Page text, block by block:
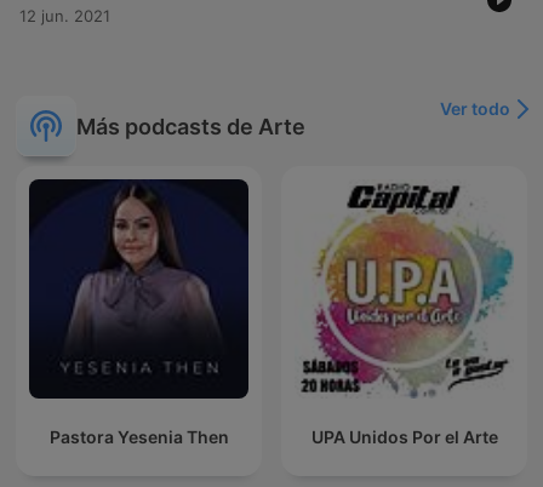
12 jun. 2021
Más podcasts de Arte
Ver todo
Pastora Yesenia Then UPA Unidos Por el Arte